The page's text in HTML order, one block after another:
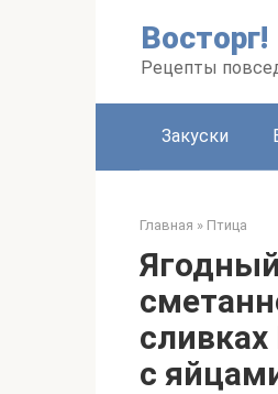
Восторг!
Рецепты
Закуски
Главная » Птица
Ягодный
с